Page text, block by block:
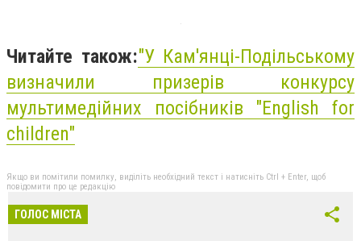
Читайте також:"У Кам'янці-Подільському
визначили призерів конкурсу
мультимедійних посібників "English for
children"
Якщо ви помітили помилку, виділіть необхідний текст і натисніть Ctrl + Enter, щоб
повідомити про це редакцію
ГОЛОС МІСТА